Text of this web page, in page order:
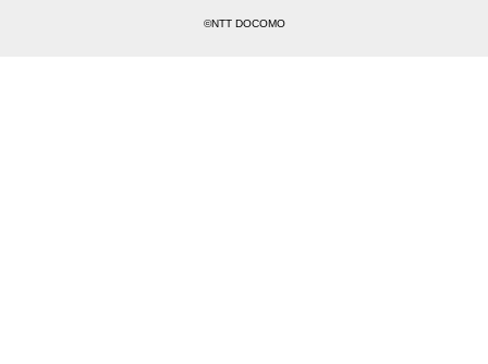
©NTT DOCOMO